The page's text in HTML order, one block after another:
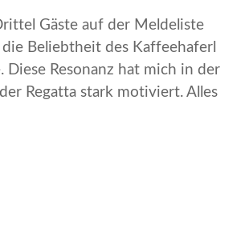
Gäste auf der Meldeliste
Beliebtheit des Kaffeehaferl
Diese Resonanz hat mich in der
Regatta stark motiviert. Alles